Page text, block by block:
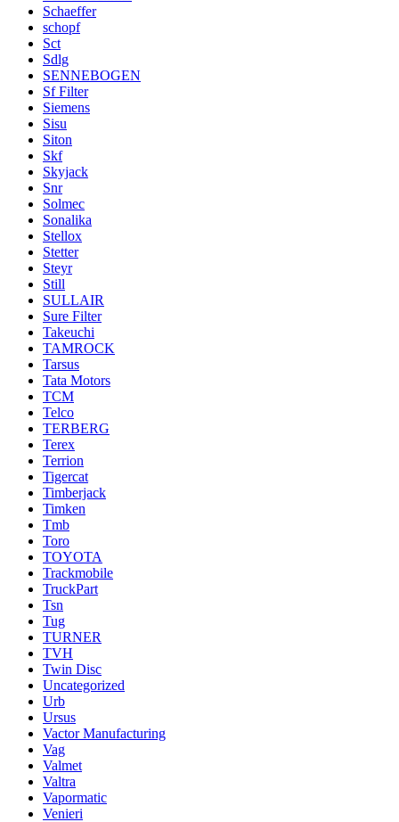
Schaeffer
schopf
Sct
Sdlg
SENNEBOGEN
Sf Filter
Siemens
Sisu
Siton
Skf
Skyjack
Snr
Solmec
Sonalika
Stellox
Stetter
Steyr
Still
SULLAIR
Sure Filter
Takeuchi
TAMROCK
Tarsus
Tata Motors
TCM
Telco
TERBERG
Terex
Terrion
Tigercat
Timberjack
Timken
Tmb
Toro
TOYOTA
Trackmobile
TruckPart
Tsn
Tug
TURNER
TVH
Twin Disc
Uncategorized
Urb
Ursus
Vactor Manufacturing
Vag
Valmet
Valtra
Vapormatic
Venieri